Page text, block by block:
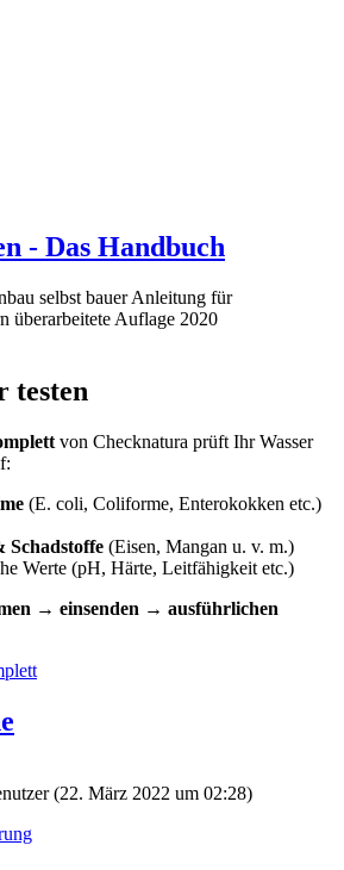
- Das Handbuch
selbst bauer Anleitung für
überarbeitete Auflage 2020
testen
von Checknatura prüft Ihr Wasser
(E. coli, Coliforme, Enterokokken etc.)
Schadstoffe (Eisen, Mangan u. v. m.)
Werte (pH, Härte, Leitfähigkeit etc.)
→ einsenden → ausführlichen
(22. März 2022 um 02:28)